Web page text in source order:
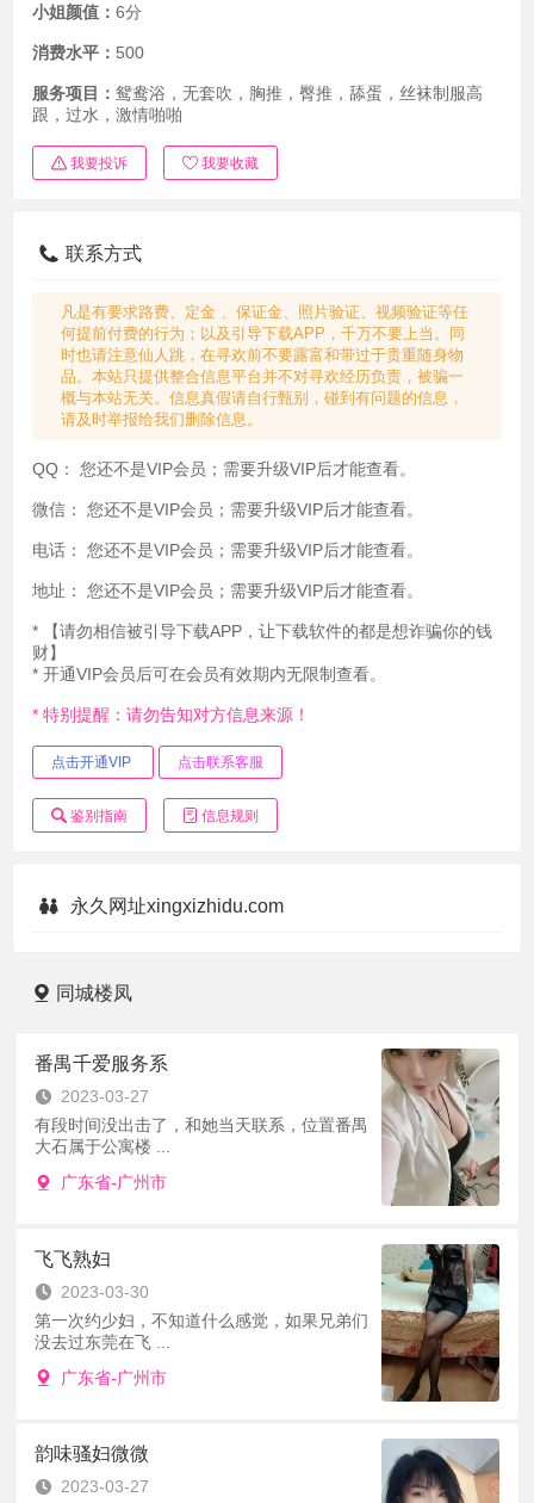
小姐颜值： 6分
消费水平： 500
服务项目： 鸳鸯浴，无套吹，胸推，臀推，舔蛋，丝袜制服高
跟，过水，激情啪啪
我要投诉 我要收藏
联系方式
凡是有要求路费、定金 、保证金、照片验证、视频验证等任
何提前付费的行为；以及引导下载APP，千万不要上当。同
时也请注意仙人跳，在寻欢前不要露富和带过于贵重随身物
品。本站只提供整合信息平台并不对寻欢经历负责，被骗一
概与本站无关。信息真假请自行甄别，碰到有问题的信息，
请及时举报给我们删除信息。
QQ： 您还不是VIP会员；需要升级VIP后才能查看。
微信： 您还不是VIP会员；需要升级VIP后才能查看。
电话： 您还不是VIP会员；需要升级VIP后才能查看。
地址： 您还不是VIP会员；需要升级VIP后才能查看。
* 【请勿相信被引导下载APP，让下载软件的都是想诈骗你的钱
财】
* 开通VIP会员后可在会员有效期内无限制查看。
* 特别提醒：请勿告知对方信息来源！
点击开通VIP 点击联系客服
鉴别指南 信息规则
永久网址xingxizhidu.com
同城楼凤
番禺千爱服务系
2023-03-27
有段时间没出击了，和她当天联系，位置番禺
大石属于公寓楼 ...
广东省-广州市
飞飞熟妇
2023-03-30
第一次约少妇，不知道什么感觉，如果兄弟们
没去过东莞在飞 ...
广东省-广州市
韵味骚妇微微
2023-03-27